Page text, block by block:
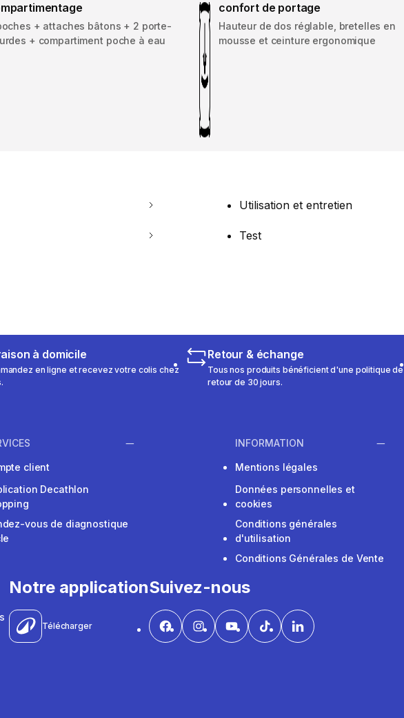
+ attaches bâtons + 2 porte-
+ compartiment poche à eau
confort de portage
Hauteur de dos réglable, bretelles en
mousse et ceinture ergonomique
Utilisation et entretien
Test
à domicile
en ligne et recevez votre colis chez
Retour & échange
Tous nos produits bénéficient d'une politique de
retour de 30 jours.
client
Decathlon
vous de diagnostique
INFORMATION
Mentions légales
Données personnelles et
cookies
Conditions générales
d'utilisation
Conditions Générales de Vente
Notre application
Télécharger
Suivez-nous